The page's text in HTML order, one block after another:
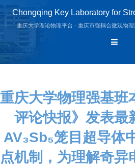
Chongqing Key Laboratory for
重庆大学理论物理平台 · 重庆市强耦合微观物
重庆大学物理强基班
评论快报》发表最
AV₃Sb₅笼目超导体
点机制，为理解奇异